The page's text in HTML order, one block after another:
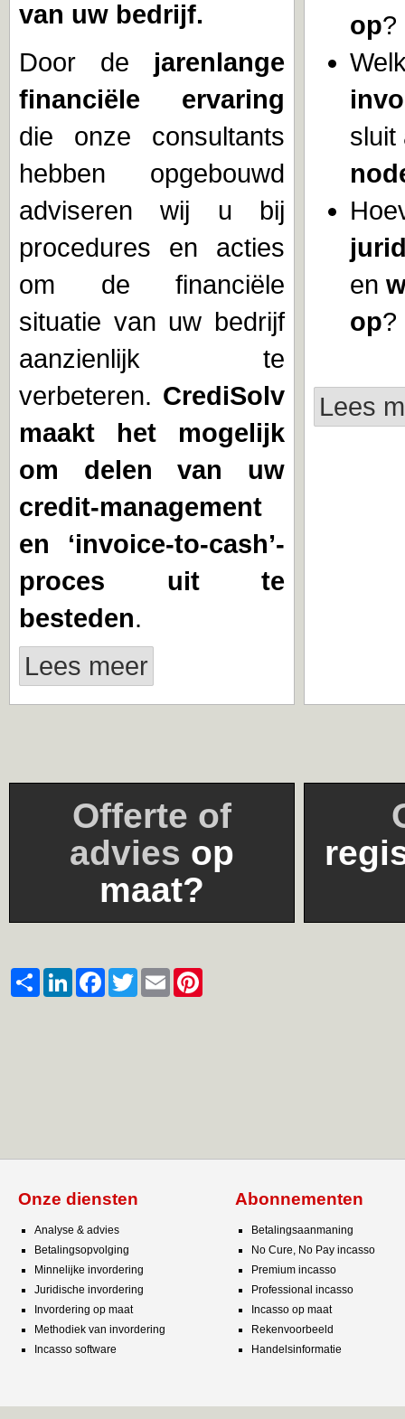
van uw bedrijf.
Door de jarenlange
financiële ervaring
die onze consultants
hebben opgebouwd
adviseren wij u bij
procedures en acties
om de financiële
situatie van uw bedrijf
aanzienlijk te
verbeteren. CrediSolv
maakt het mogelijk
om delen van uw
credit-management
en ‘invoice-to-cash’-
proces uit te
besteden.
Lees meer
op?
sluit
en
op?
Lees
Offerte of
advies op
maat?
Share LinkedInFacebookTwitter Email
Onze diensten
Analyse & advies
Betalingsopvolging
Minnelijke invordering
Juridische invordering
Invordering op maat
Methodiek van invordering
Incasso software
Abonnementen
Betalingsaanmaning
No Cure, No Pay incasso
Premium incasso
Professional incasso
Incasso op maat
Rekenvoorbeeld
Handelsinformatie